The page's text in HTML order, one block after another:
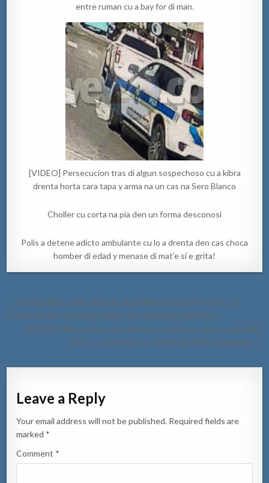
entre ruman cu a bay for di man.
[VIDEO] Persecucion tras di algun sospechoso cu a kibra
drenta horta cara tapa y arma na un cas na Sero Blanco
Choller cu corta na pia den un forma desconosi
Polis a detene adicto ambulante cu lo a drenta den cas choca
homber di edad y menase di mat’e si e grita!
Post
navigation
← Partido MEP: GERLIEN CROES Y MERVIN WYATT-RAS CU
COMPORTACION BERGONSOSO DEN PARLAMENTO
[VIDEO] Polis a detene chauffeur burachi cu a core cu velocidad
halto y a accidenta na subida di e brug na Meiveld →
Leave a Reply
Your email address will not be published. Required fields are
marked *
Comment *